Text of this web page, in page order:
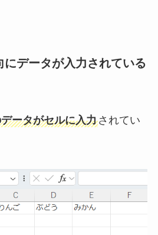
データが入力されている
ータがセルに入力されてい